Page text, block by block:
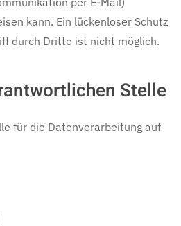
kann. Ein lückenloser Schutz
durch Dritte ist nicht möglich.
Stelle
für die Datenverarbeitung auf